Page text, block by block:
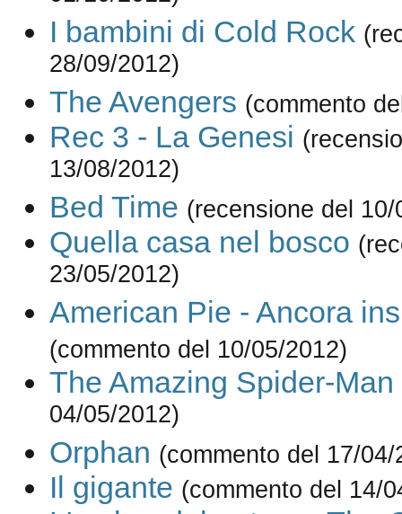
I bambini di Cold Rock
28/09/2012)
The Avengers (commento
Rec 3 - La Genesi
13/08/2012)
Bed Time (recensione del 10/
Quella casa nel bosco
23/05/2012)
American Pie - Ancora
(commento del 10/05/2012)
The Amazing Spider-Man
04/05/2012)
Orphan (commento del 17/04/
Il gigante (commento del 14/